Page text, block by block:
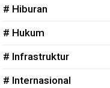
# Hiburan
# Hukum
# Infrastruktur
# Internasional